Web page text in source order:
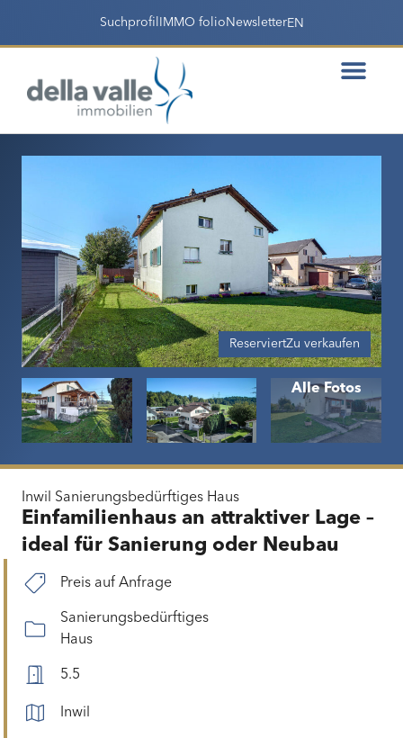
Suchprofil IMMO folio NewsletterEN
ReserviertZu verkaufen
Inwil Sanierungsbedürftiges Haus
Einfamilienhaus an attraktiver Lage –
ideal für Sanierung oder Neubau
Preis auf Anfrage
Sanierungsbedürftiges
Haus
5.5
Inwil